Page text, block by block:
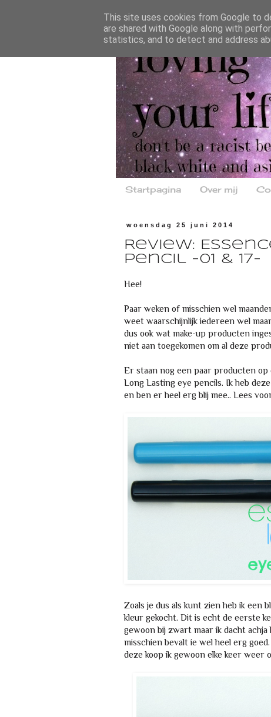
Startpagina Over mij
woensdag 25 juni 2014
Review:
pencil -01 & 17-
Hee!
Paar weken of misschien wel
weet waarschijnlijk iedereen wel
dus ook wat make-up producten
niet aan toegekomen om al deze
Er staan nog een paar producten op
Long Lasting eye pencils. Ik heb
en ben er heel erg blij mee.. Lees
Zoals je dus als kunt zien heb ik een
kleur gekocht. Dit is echt de eerste
gewoon bij zwart maar ik dacht achja
misschien bevalt ie wel heel erg
deze koop ik gewoon elke keer weer
This site uses cookies from Google to
are shared with Google along with
statistics, and to detect and address